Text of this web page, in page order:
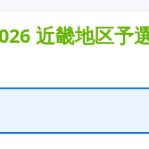
近畿地区予